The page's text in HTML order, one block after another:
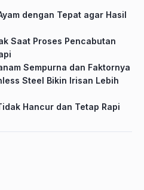
dengan Tepat agar Hasil
Saat Proses Pencabutan
Sempurna dan Faktornya
Steel Bikin Irisan Lebih
Hancur dan Tetap Rapi